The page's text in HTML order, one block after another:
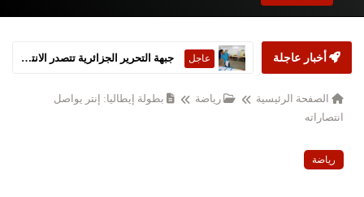
أخبار عاجلة عاجل جبهة التحرير الجزائرية تتصدر الانتخابات التشريعية
الصفحة الرئيسية رياضة
بطولة إيطاليا: إنتر يواصل
انتصاراته
رياضة